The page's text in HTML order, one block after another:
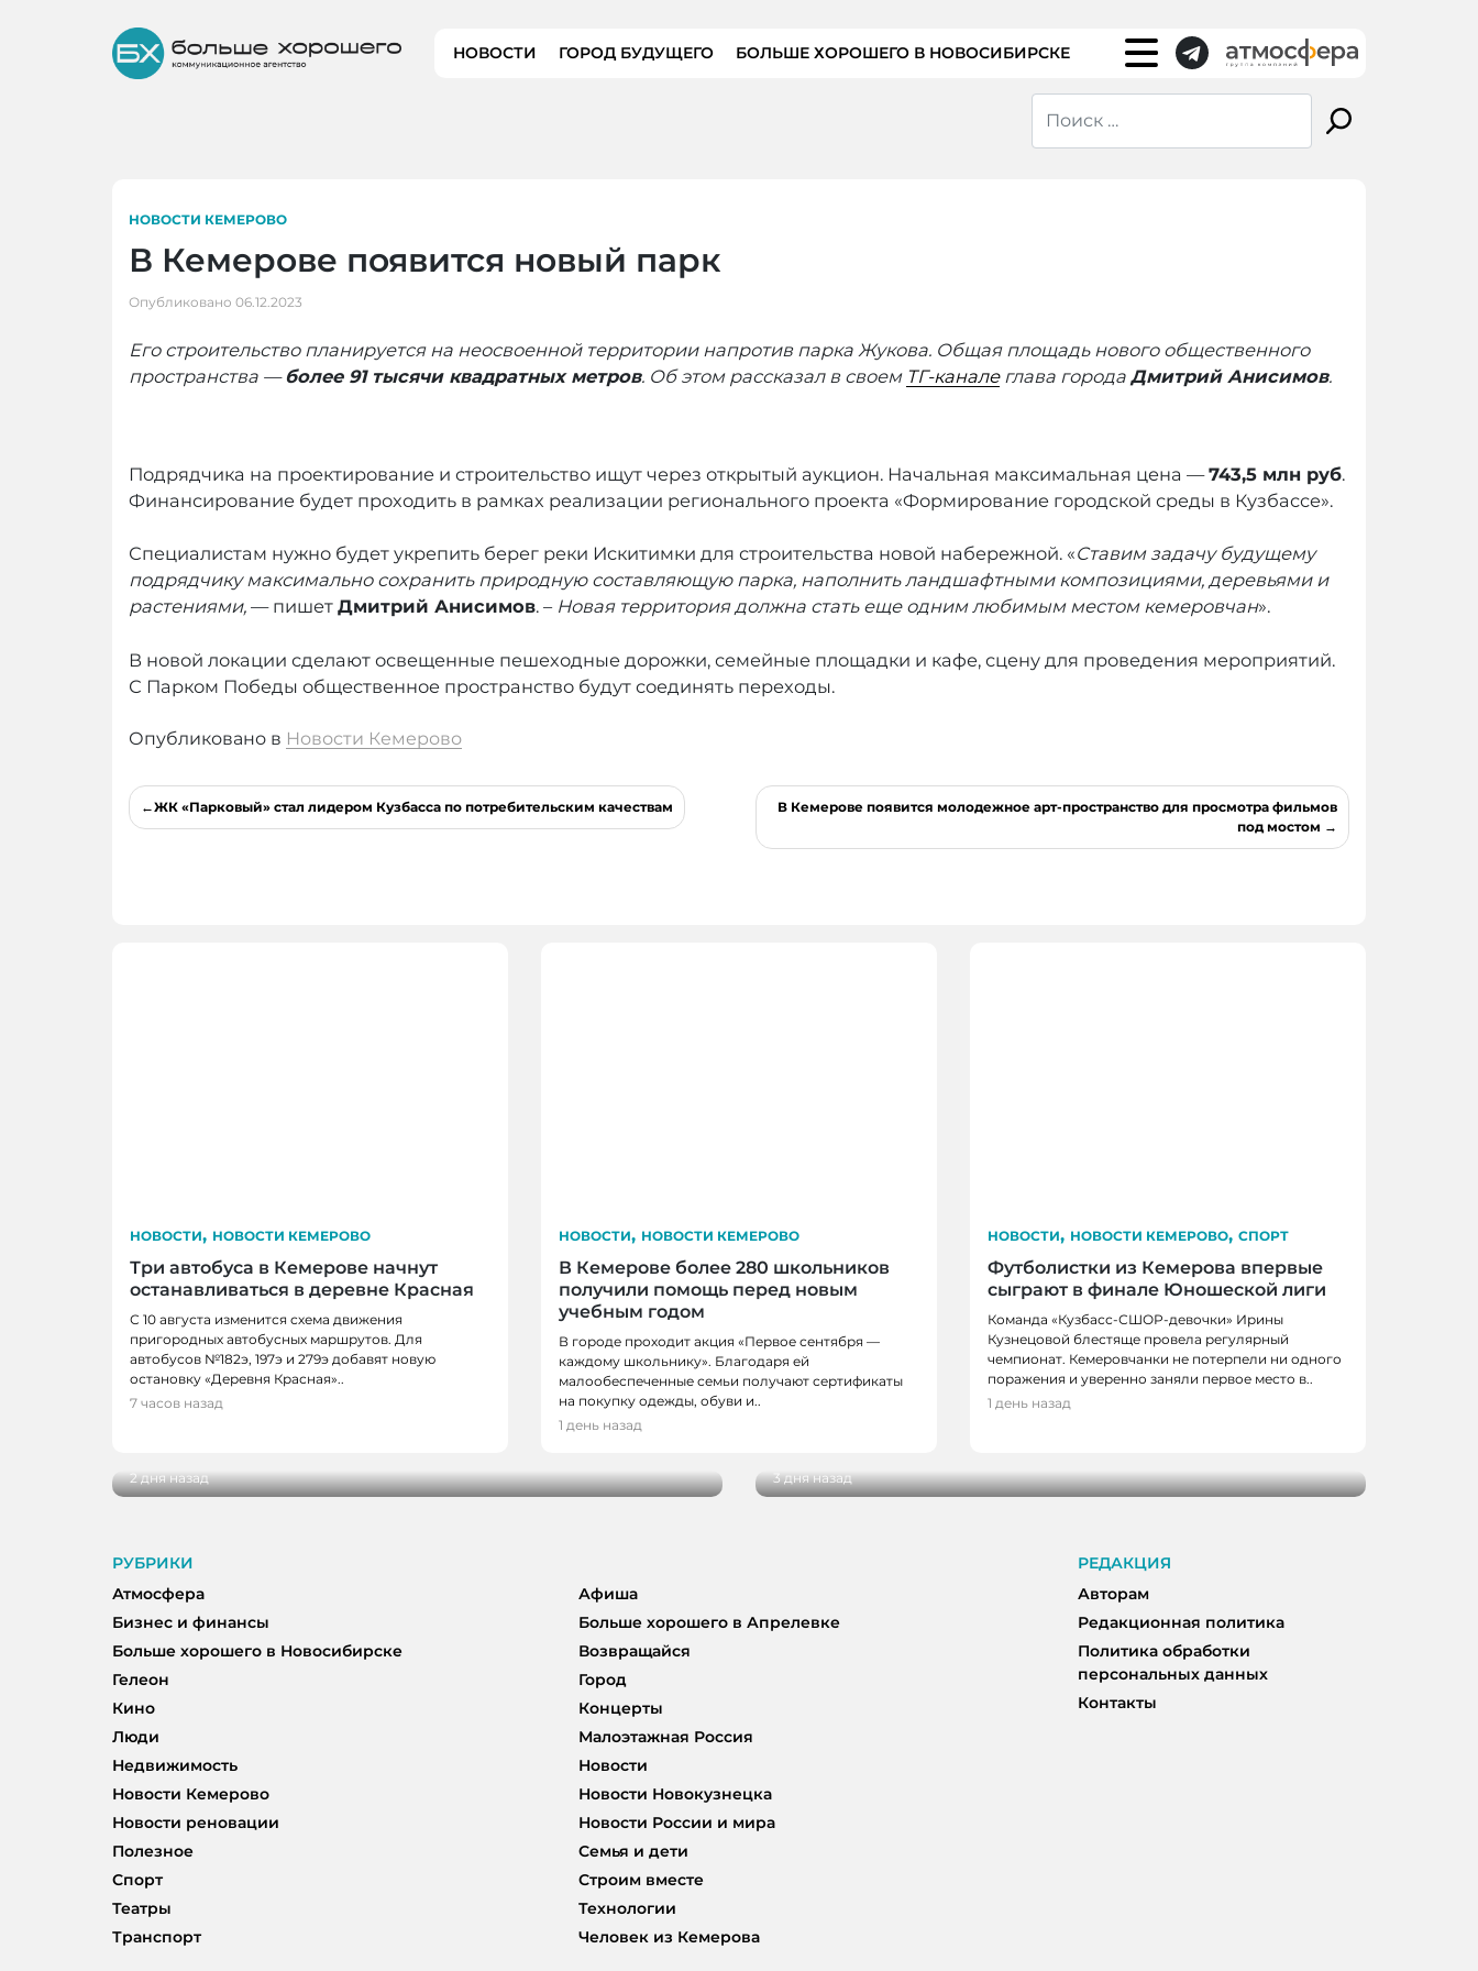
НОВОСТИ ГОРОД БУДУЩЕГО БОЛЬШЕ ХОРОШЕГО В НОВОСИБИРСКЕ
НОВОСТИ КЕМЕРОВО
В Кемерове появится новый парк
Опубликовано 06.12.2023
Его строительство планируется на неосвоенной территории напротив парка Жукова. Общая площадь нового общественного
пространства —более 91 тысячи квадратных метров. Об этом рассказал в своем ТГ-каналеглава города Дмитрий Анисимов.
Подрядчика на проектирование и строительство ищут через открытый аукцион. Начальная максимальная цена —743,5 млн руб.
Финансирование будет проходить в рамках реализации регионального проекта «Формирование городской среды в Кузбассе».
Специалистам нужно будет укрепить берег реки Искитимки для строительства новой набережной. «Ставим задачу будущему
подрядчику максимально сохранить природную составляющую парка, наполнить ландшафтными композициями, деревьями и
растениями, — пишет Дмитрий Анисимов. – Новая территория должна стать еще одним любимым местом кемеровчан».
В новой локации сделают освещенные пешеходные дорожки, семейные площадки и кафе, сцену для проведения мероприятий.
С Парком Победы общественное пространство будут соединять переходы.
Опубликовано в Новости Кемерово
Навигация
по
ЖК «Парковый» стал лидером Кузбасса по потребительским качествам
В Кемерове появится молодежное арт-пространство для просмотра фильмов
под мостом
НОВОСТИ, НОВОСТИ КЕМЕРОВО
Три автобуса в Кемерове начнут
останавливаться в деревне Красная
С 10 августа изменится схема движения
пригородных автобусных маршрутов. Для
автобусов №182э, 197э и 279э добавят новую
остановку «Деревня Красная»..
7 часов назад
НОВОСТИ, НОВОСТИ КЕМЕРОВО
В Кемерове более 280 школьников
получили помощь перед новым
учебным годом
В городе проходит акция «Первое сентября —
каждому школьнику». Благодаря ей
малообеспеченные семьи получают сертификаты
на покупку одежды, обуви и..
1 день назад
НОВОСТИ, НОВОСТИ КЕМЕРОВО, СПОРТ
Футболистки из Кемерова впервые
сыграют в финале Юношеской лиги
Команда «Кузбасс-СШОР-девочки» Ирины
Кузнецовой блестяще провела регулярный
чемпионат. Кемеровчанки не потерпели ни одного
поражения и уверенно заняли первое место в..
1 день назад
НОВОСТИ, НОВОСТИ КЕМЕРОВО
В Кемерове выбрали лучшую практику благоустройства от
2 дня назад
НОВОСТИ, НОВОСТИ КЕМЕРОВО, НОВОСТИ
НОВОКУЗНЕЦКА
3 дня назад
РУБРИКИ
Атмосфера
Афиша
Бизнес и финансы
Больше хорошего в Апрелевке
Больше хорошего в Новосибирске
Возвращайся
Гелеон
Город
Кино
Концерты
Люди
Малоэтажная Россия
Недвижимость
Новости
Новости Кемерово
Новости Новокузнецка
Новости реновации
Новости России и мира
Полезное
Семья и дети
Спорт
Строим вместе
Театры
Технологии
Транспорт
Человек из Кемерова
РЕДАКЦИЯ
Авторам
Редакционная политика
Политика обработки
персональных данных
Контакты